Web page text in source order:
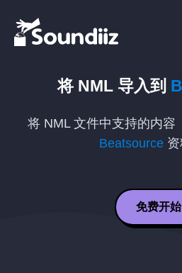
将 NML导入到
将 NML文件中支持的内容
Beatsource 资
免费开始